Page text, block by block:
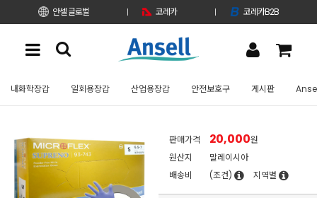
안셀 글로벌 코레카 코레카B2B
내화학장갑 일회용장갑 산업용장갑 안전보호구 게시판
판매가격 20,000원
원산지
말레이시아
배송비
(조건) 지역별